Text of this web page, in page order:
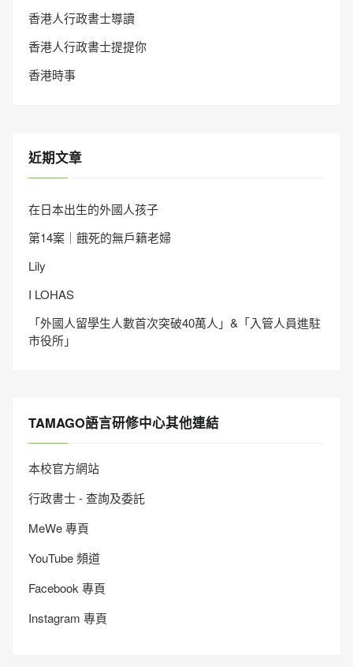
香港人行政書士導讀
香港人行政書士提提你
香港時事
近期文章
在日本出生的外國人孩子
第14案｜餓死的無戶籍老婦
Lily
I LOHAS
「外國人留學生人數首次突破40萬人」&「入管人員進駐
市役所」
TAMAGO語言研修中心其他連結
本校官方網站
行政書士 - 查詢及委託
MeWe 專頁
YouTube 頻道
Facebook 專頁
Instagram 專頁